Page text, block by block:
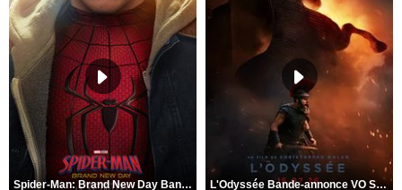
Spider-Man: Brand New Day Bande-annonce VO STFR L'Odyssée Bande-annonce VO STFR